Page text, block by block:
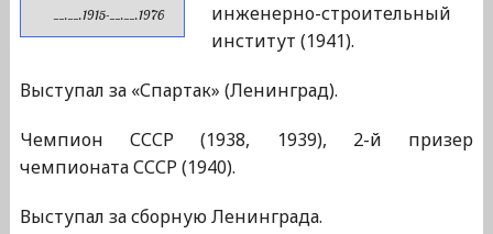
__.__.1915-__.__.1976
инженерно-строительный
институт (1941).
Выступал за «Спартак» (Ленинград).
Чемпион СССР (1938, 1939), 2-й призер
чемпионата СССР (1940).
Выступал за сборную Ленинграда.